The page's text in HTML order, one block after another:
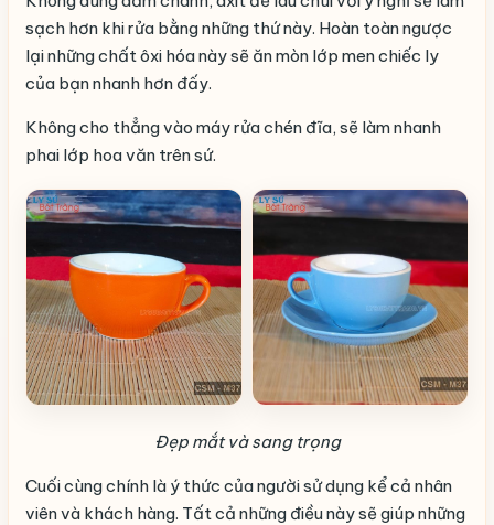
sạch hơn khi rửa bằng những thứ này. Hoàn toàn ngược
lại những chất ôxi hóa này sẽ ăn mòn lớp men chiếc ly
của bạn nhanh hơn đấy.
Không cho thẳng vào máy rửa chén đĩa, sẽ làm nhanh
phai lớp hoa văn trên sứ.
Đẹp mắt và sang trọng
Cuối cùng chính là ý thức của người sử dụng kể cả nhân
viên và khách hàng. Tất cả những điều này sẽ giúp những